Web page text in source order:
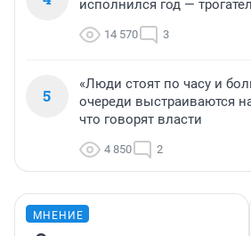
исполнился год —
14 570 3
5
«Люди стоят по часу и
очереди выстраиваются
что говорят власти
4 850 2
МНЕНИЕ